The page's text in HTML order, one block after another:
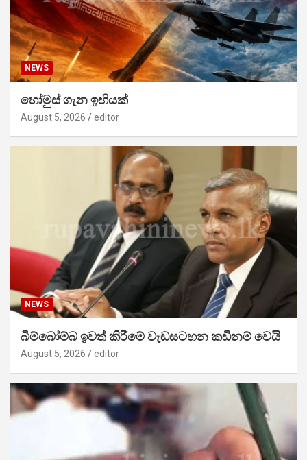
NEWS
හෝමුස් ගැන ඉඟියක්
August 5, 2026 editor
NEWS
බිම්බෝම්බ ඉවත් කිරීමේ වැඩසටහන කඩිනම් වෙයි
August 5, 2026 editor